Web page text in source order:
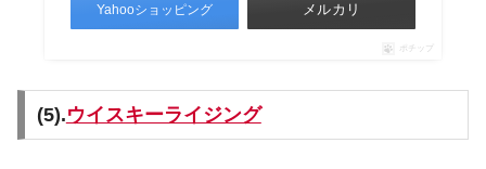
Yahooショッピング メルカリ
ポチップ
(5).ウイスキーライジング